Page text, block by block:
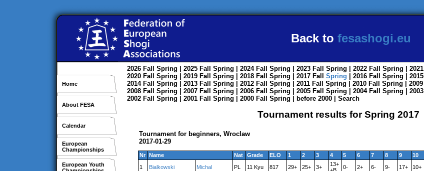
Back to fesashogi.eu
Home
About FESA
Calendar
European
Championships
European Youth
2026 Fall Spring | 2025 Fall Spring | 2024 Fall Spring | 2023 Fall Spring | 2022 Fall Spring | 2021
2020 Fall Spring | 2019 Fall Spring | 2018 Fall Spring | 2017 Fall Spring | 2016 Fall Spring | 2015
2014 Fall Spring | 2013 Fall Spring | 2012 Fall Spring | 2011 Fall Spring | 2010 Fall Spring | 2009
2008 Fall Spring | 2007 Fall Spring | 2006 Fall Spring | 2005 Fall Spring | 2004 Fall Spring | 2003
2002 Fall Spring | 2001 Fall Spring | 2000 Fall Spring before 2000 Search
Tournament results for Spring 2017
Tournament for beginners, Wroclaw
2017-01-29
Nr Name Nat Grade ELO 1 2 3 4 5 6 7 8 9 10
1
Bialkowski Michal PL 11 Kyu 817 29+ 25+ 3+
13+
0- 2+ 6- 9- 17+ 10+